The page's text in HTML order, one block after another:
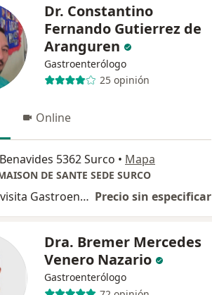
Dr. Constantino
Fernando Gutierrez de
Aranguren
Gastroenterólogo
25 opinión
Online
5362 Surco • Mapa
DE SANTE SEDE SURCO
Primera visita Gastroenterología Precio sin especificar
Dra. Bremer Mercedes
Venero Nazario
Gastroenterólogo